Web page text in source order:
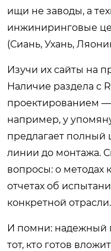
ищи не заводы, а
инжиниринговые
(Сиань, Ухань,
Изучи их сайты на
Наличие раздела с
проектированием
например, у
предлагает полный
линии до монтажа.
вопросы: о методах
отчетах об
конкретной отрасли.
И помни: надежный
тот, кто готов